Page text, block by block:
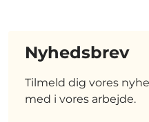
Nyhedsbrev
Tilmeld dig vores
med i vores arbejde.